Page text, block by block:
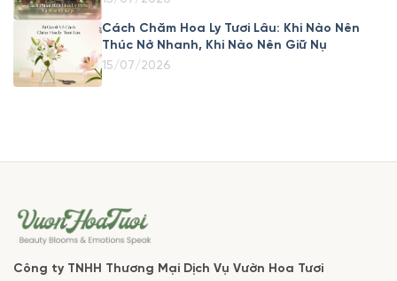
Cách Chăm Hoa Ly Tươi Lâu: Khi Nào Nên
Thúc Nở Nhanh, Khi Nào Nên Giữ Nụ
15/07/2026
Công ty TNHH Thương Mại Dịch Vụ Vườn Hoa Tươi